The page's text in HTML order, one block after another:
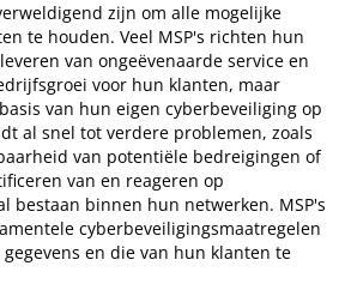
zijn om alle mogelijke
te houden. Veel MSP's richten hun
van ongeëvenaarde service en
voor hun klanten, maar
van hun eigen cyberbeveiliging op
al snel tot verdere problemen, zoals
van potentiële bedreigingen of
van en reageren op
bestaan binnen hun netwerken. MSP's
cyberbeveiligingsmaatregelen
en die van hun klanten te